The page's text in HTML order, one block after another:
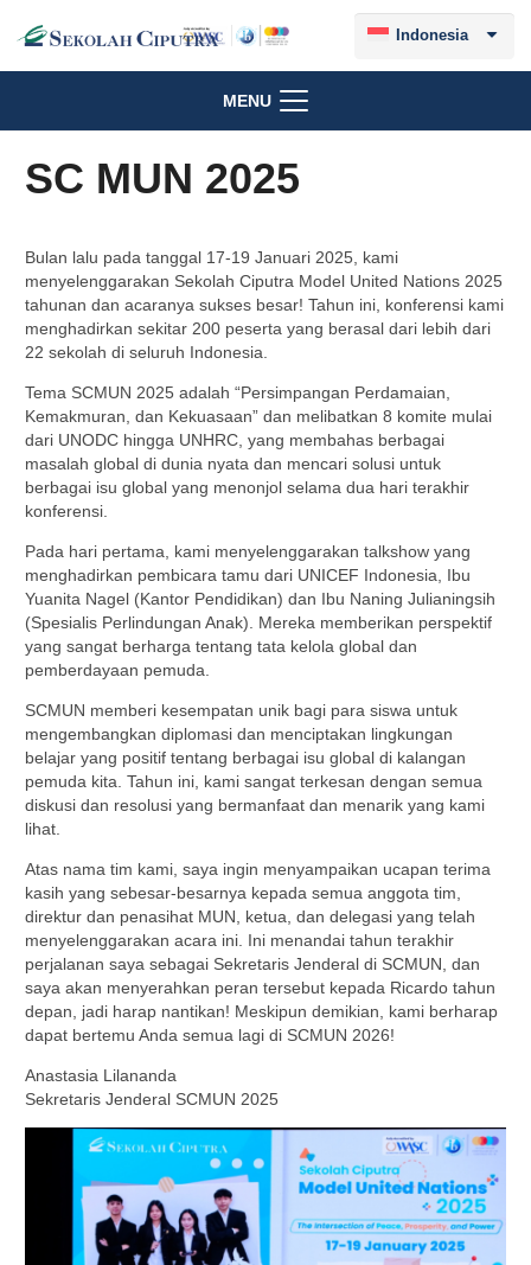
Indonesia
MENU
SC MUN 2025
Bulan lalu pada tanggal 17-19 Januari 2025, kami
menyelenggarakan Sekolah Ciputra Model United Nations 2025
tahunan dan acaranya sukses besar! Tahun ini, konferensi kami
menghadirkan sekitar 200 peserta yang berasal dari lebih dari
22 sekolah di seluruh Indonesia.
Tema SCMUN 2025 adalah “Persimpangan Perdamaian,
Kemakmuran, dan Kekuasaan” dan melibatkan 8 komite mulai
dari UNODC hingga UNHRC, yang membahas berbagai
masalah global di dunia nyata dan mencari solusi untuk
berbagai isu global yang menonjol selama dua hari terakhir
konferensi.
Pada hari pertama, kami menyelenggarakan talkshow yang
menghadirkan pembicara tamu dari UNICEF Indonesia, Ibu
Yuanita Nagel (Kantor Pendidikan) dan Ibu Naning Julianingsih
(Spesialis Perlindungan Anak). Mereka memberikan perspektif
yang sangat berharga tentang tata kelola global dan
pemberdayaan pemuda.
SCMUN memberi kesempatan unik bagi para siswa untuk
mengembangkan diplomasi dan menciptakan lingkungan
belajar yang positif tentang berbagai isu global di kalangan
pemuda kita. Tahun ini, kami sangat terkesan dengan semua
diskusi dan resolusi yang bermanfaat dan menarik yang kami
lihat.
Atas nama tim kami, saya ingin menyampaikan ucapan terima
kasih yang sebesar-besarnya kepada semua anggota tim,
direktur dan penasihat MUN, ketua, dan delegasi yang telah
menyelenggarakan acara ini. Ini menandai tahun terakhir
perjalanan saya sebagai Sekretaris Jenderal di SCMUN, dan
saya akan menyerahkan peran tersebut kepada Ricardo tahun
depan, jadi harap nantikan! Meskipun demikian, kami berharap
dapat bertemu Anda semua lagi di SCMUN 2026!
Anastasia Lilananda
Sekretaris Jenderal SCMUN 2025